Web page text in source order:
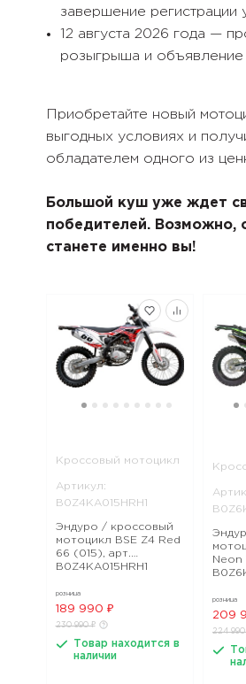
завершение регистрации
12 августа 2026 года —
розыгрыша и объявление
Приобретайте новый
выгодных условиях и
обладателем одного из
Большой куш уже ждет
победителей. Возможно,
станете именно вы!
Кроссовый мотоцикл
Артикул:
B0Z4KA015HRH1
Эндуро / кроссовый
мотоцикл BSE Z4 Red
66 (015), арт.
B0Z4KA015HRH1
розница
189 990 ₽
230 990 ₽
Товар находится в
наличии
Neon
розница
209
224 990